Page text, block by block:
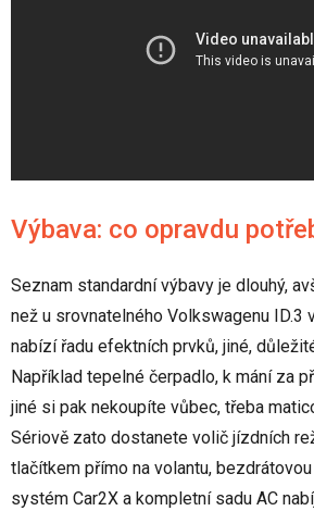
Výbava: co opravdu
Seznam standardní výbavy je dlouhý,
než u srovnatelného Volkswagenu ID.3
nabízí řadu efektních prvků, jiné,
Například tepelné čerpadlo, k mání za
jiné si pak nekoupíte vůbec, třeba
Sériově zato dostanete volič jízdních
tlačítkem přímo na volantu,
systém Car2X a kompletní sadu AC